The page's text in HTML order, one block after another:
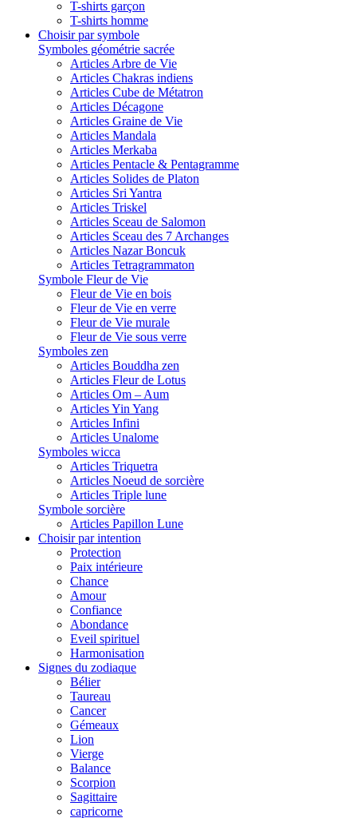
T-shirts garçon
T-shirts homme
Choisir par symbole
Symboles géométrie sacrée
Articles Arbre de Vie
Articles Chakras indiens
Articles Cube de Métatron
Articles Décagone
Articles Graine de Vie
Articles Mandala
Articles Merkaba
Articles Pentacle & Pentagramme
Articles Solides de Platon
Articles Sri Yantra
Articles Triskel
Articles Sceau de Salomon
Articles Sceau des 7 Archanges
Articles Nazar Boncuk
Articles Tetragrammaton
Symbole Fleur de Vie
Fleur de Vie en bois
Fleur de Vie en verre
Fleur de Vie murale
Fleur de Vie sous verre
Symboles zen
Articles Bouddha zen
Articles Fleur de Lotus
Articles Om – Aum
Articles Yin Yang
Articles Infini
Articles Unalome
Symboles wicca
Articles Triquetra
Articles Noeud de sorcière
Articles Triple lune
Symbole sorcière
Articles Papillon Lune
Choisir par intention
Protection
Paix intérieure
Chance
Amour
Confiance
Abondance
Eveil spirituel
Harmonisation
Signes du zodiaque
Bélier
Taureau
Cancer
Gémeaux
Lion
Vierge
Balance
Scorpion
Sagittaire
capricorne